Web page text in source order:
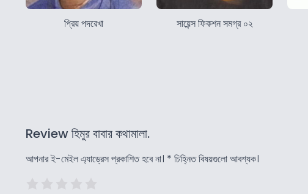
প্রিয় পদরেখা সায়েন্স ফিকশন সমগ্র ০২
Review হিমুর বাবার কথামালা.
আপনার ই-মেইল এ্যাড্রেস প্রকাশিত হবে না। * চিহ্নিত বিষয়গুলো আবশ্যক।